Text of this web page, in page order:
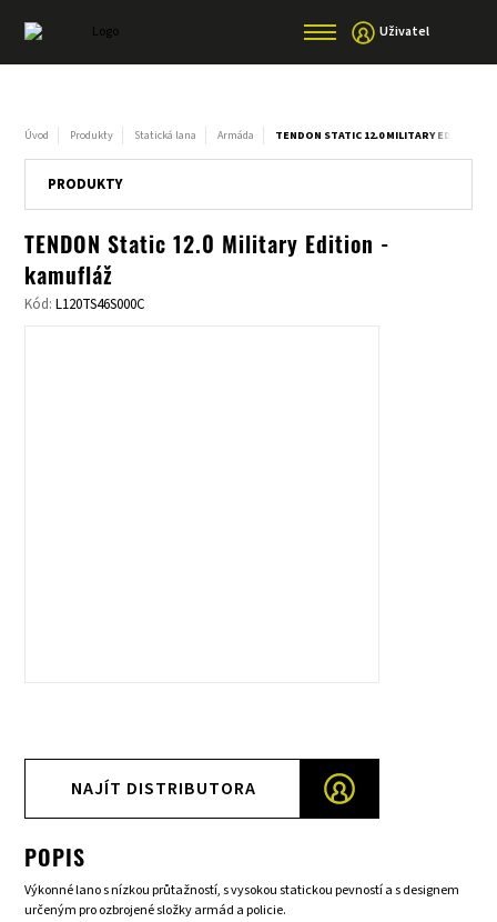
Uživatel
Úvod Produkty Statická lana Armáda TENDON STATIC 12.0 MILITARY EDITION -
PRODUKTY
TENDON Static 12.0 Military Edition -
kamufláž
Kód:L120TS46S000C
NAJÍT DISTRIBUTORA
POPIS
Výkonné lano s nízkou průtažností, s vysokou statickou pevností a s designem
určeným pro ozbrojené složky armád a policie.